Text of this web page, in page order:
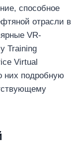
способное
отрасли в
VR-
Training
Virtual
них подробную